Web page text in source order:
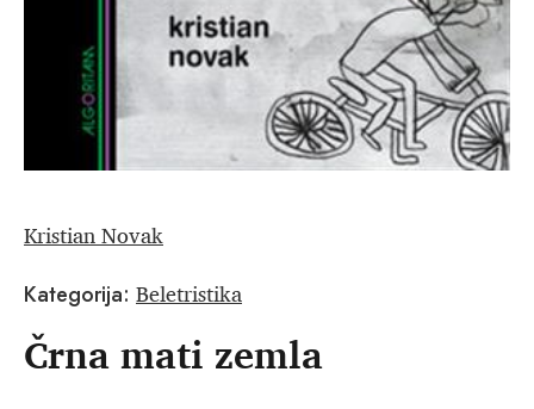
Kristian Novak
Kategorija: Beletristika
Črna mati zemla